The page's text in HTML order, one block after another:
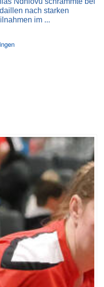
nach starken
im ...